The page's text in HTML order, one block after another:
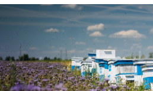
Produkcja samochodów
Zabudowy specjalne
Produkcja odlewów